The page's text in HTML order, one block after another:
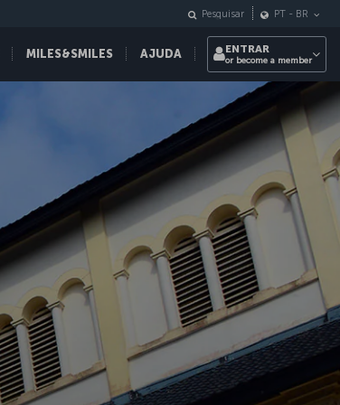
MILES&SMILES AJUDA
Pesquisar PT - BR
ENTRAR
or become a member